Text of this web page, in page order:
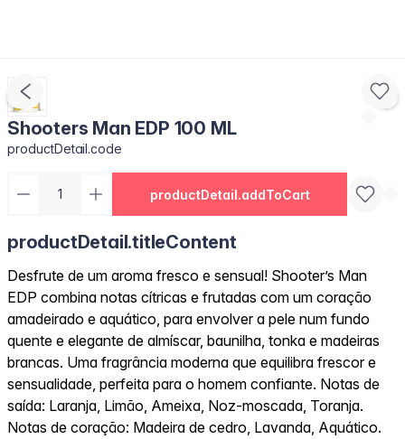
Shooters Man EDP 100 ML
productDetail.code
productDetail.addToCart
productDetail.titleContent
Desfrute de um aroma fresco e sensual! Shooter’s Man
EDP combina notas cítricas e frutadas com um coração
amadeirado e aquático, para envolver a pele num fundo
quente e elegante de almíscar, baunilha, tonka e madeiras
brancas. Uma fragrância moderna que equilibra frescor e
sensualidade, perfeita para o homem confiante. Notas de
saída: Laranja, Limão, Ameixa, Noz-moscada, Toranja.
Notas de coração: Madeira de cedro, Lavanda, Aquático.